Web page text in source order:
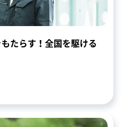
たらす！全国を駆ける